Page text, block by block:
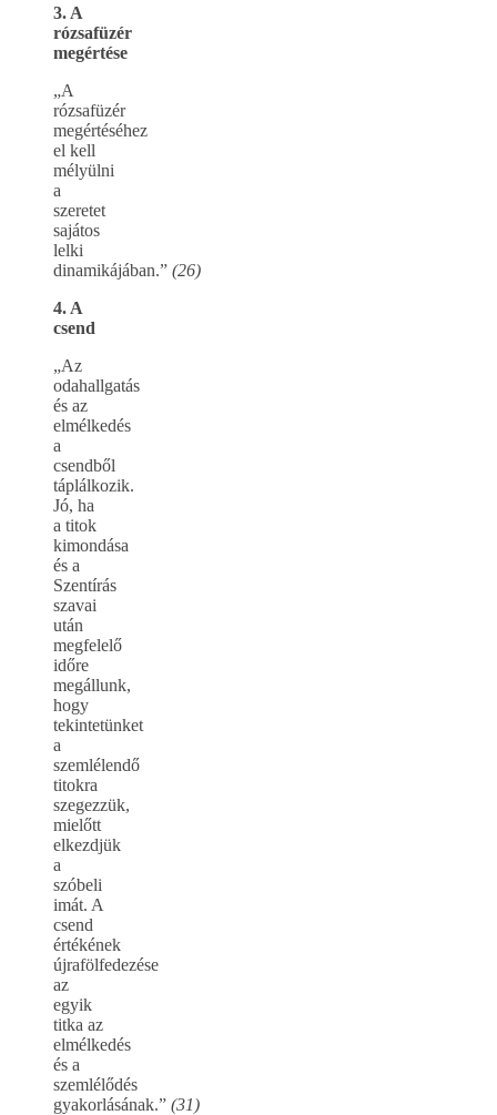
3. A
rózsafüzér
megértése
„A
rózsafüzér
megértéséhez
el kell
mélyülni
a
szeretet
sajátos
lelki
dinamikájában.” (26)
4. A
csend
„Az
odahallgatás
és az
elmélkedés
a
csendből
táplálkozik.
Jó, ha
a titok
kimondása
és a
Szentírás
szavai
után
megfelelő
időre
megállunk,
hogy
tekintetünket
a
szemlélendő
titokra
szegezzük,
mielőtt
elkezdjük
a
szóbeli
imát. A
csend
értékének
újrafölfedezése
az
egyik
titka az
elmélkedés
és a
szemlélődés
gyakorlásának.” (31)